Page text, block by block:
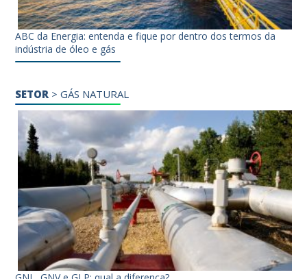
ABC da Energia: entenda e fique por dentro dos termos da
indústria de óleo e gás
SETOR >GÁS NATURAL